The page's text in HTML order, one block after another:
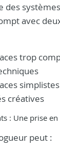
des
avec
trop
créatives
: Une prise
peut :